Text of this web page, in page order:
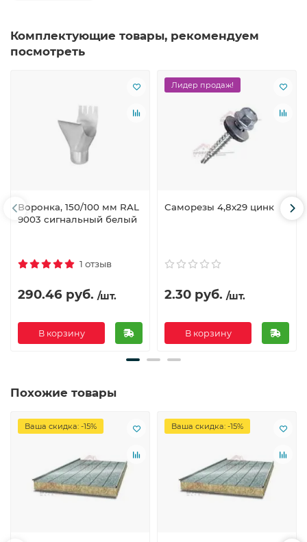
Комплектующие товары, рекомендуем
посмотреть
Воронка, 150/100 мм RAL
9003 сигнальный белый
1 отзыв
290.46 руб. /шт.
В корзину
Лидер продаж!
Саморезы 4,8х29 цинк
2.30 руб. /шт.
В корзину
Похожие товары
Ваша скидка: -15% Ваша скидка: -15%